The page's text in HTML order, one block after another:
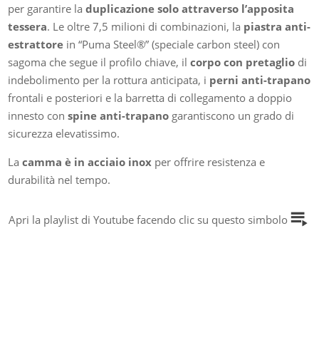
per garantire laduplicazione solo attraverso l’apposita
tessera. Le oltre 7,5 milioni di combinazioni, la piastra anti-
estrattore in “Puma Steel®” (speciale carbon steel) con
sagoma che segue il profilo chiave, ilcorpo con pretaglio di
indebolimento per la rottura anticipata, i perni anti-trapano
frontali e posteriori e la barretta di collegamento a doppio
innesto conspine anti-trapano garantiscono un grado di
sicurezza elevatissimo.
La camma è in acciaio inox per offrire resistenza e
durabilità nel tempo.
Apri la playlist di Youtube facendo clic su questo simbolo